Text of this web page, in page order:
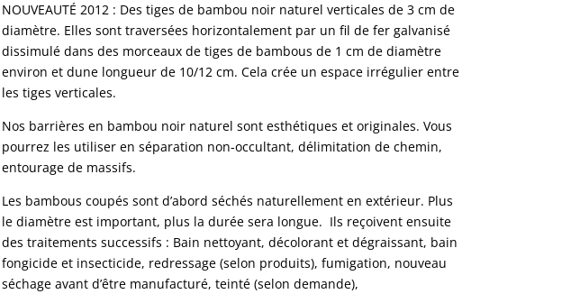
NOUVEAUTÉ 2012 : Des tiges de bambou noir naturel verticales de 3 cm de
diamètre. Elles sont traversées horizontalement par un fil de fer galvanisé
dissimulé dans des morceaux de tiges de bambous de 1 cm de diamètre
environ et dune longueur de 10/12 cm. Cela crée un espace irrégulier entre
les tiges verticales.
Nos barrières en bambou noir naturel sont esthétiques et originales. Vous
pourrez les utiliser en séparation non-occultant, délimitation de chemin,
entourage de massifs.
Les bambous coupés sont d’abord séchés naturellement en extérieur. Plus
le diamètre est important, plus la durée sera longue. Ils reçoivent ensuite
des traitements successifs : Bain nettoyant, décolorant et dégraissant, bain
fongicide et insecticide, redressage (selon produits), fumigation, nouveau
séchage avant d’être manufacturé, teinté (selon demande),